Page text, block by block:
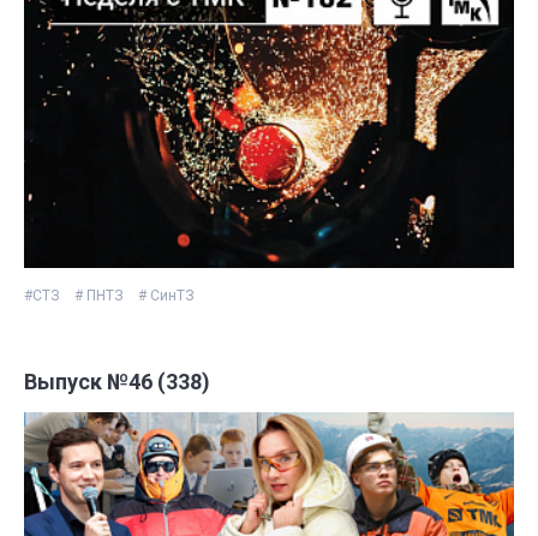
#СТЗ # ПНТЗ # СинТЗ
Выпуск №46 (338)